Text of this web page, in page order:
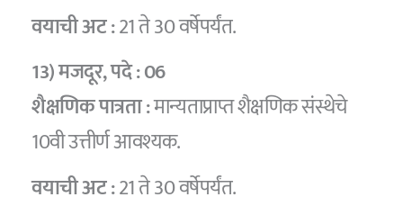
वयाची अट :21 ते 30 वर्षेपर्यंत.
13) मजदूर, पदे :06
शैक्षणिक पात्रता :मान्यताप्राप्त शैक्षणिक संस्थेचे
10वी उत्तीर्ण आवश्यक.
वयाची अट :21 ते 30 वर्षेपर्यंत.